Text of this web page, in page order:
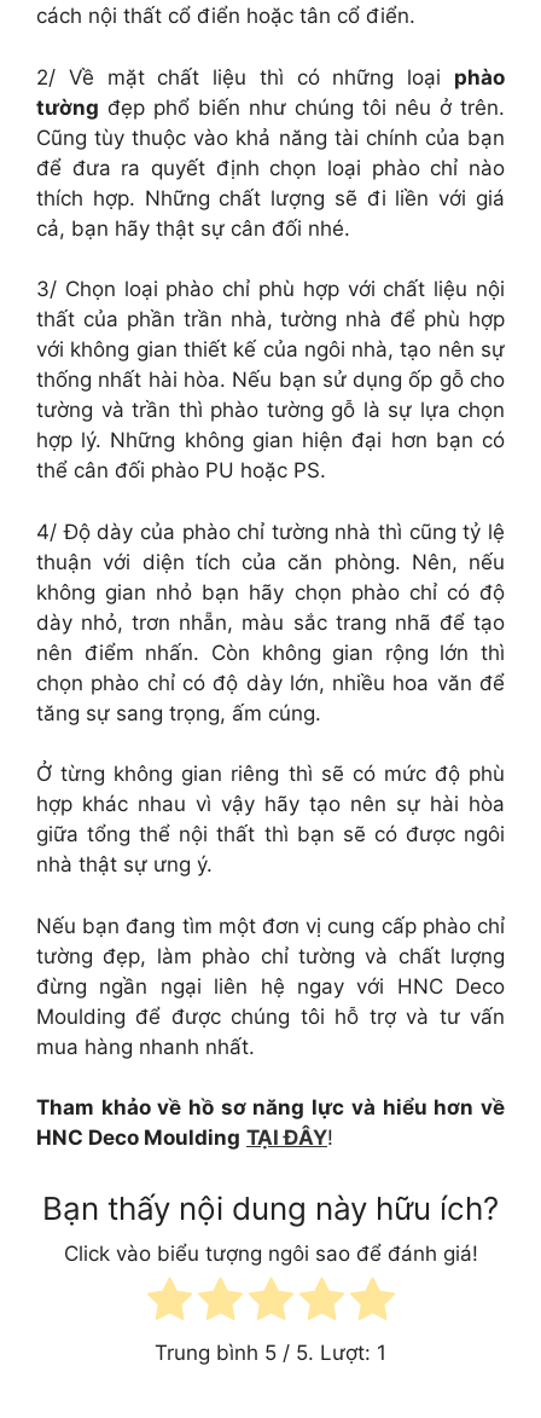
cách nội thất cổ điển hoặc tân cổ điển.
2/ Về mặt chất liệu thì có những loại phào
tường đẹp phổ biến như chúng tôi nêu ở trên.
Cũng tùy thuộc vào khả năng tài chính của bạn
để đưa ra quyết định chọn loại phào chỉ nào
thích hợp. Những chất lượng sẽ đi liền với giá
cả, bạn hãy thật sự cân đối nhé.
3/ Chọn loại phào chỉ phù hợp với chất liệu nội
thất của phần trần nhà, tường nhà để phù hợp
với không gian thiết kế của ngôi nhà, tạo nên sự
thống nhất hài hòa. Nếu bạn sử dụng ốp gỗ cho
tường và trần thì phào tường gỗ là sự lựa chọn
hợp lý. Những không gian hiện đại hơn bạn có
thể cân đối phào PU hoặc PS.
4/ Độ dày của phào chỉ tường nhà thì cũng tỷ lệ
thuận với diện tích của căn phòng. Nên, nếu
không gian nhỏ bạn hãy chọn phào chỉ có độ
dày nhỏ, trơn nhẵn, màu sắc trang nhã để tạo
nên điểm nhấn. Còn không gian rộng lớn thì
chọn phào chỉ có độ dày lớn, nhiều hoa văn để
tăng sự sang trọng, ấm cúng.
Ở từng không gian riêng thì sẽ có mức độ phù
hợp khác nhau vì vậy hãy tạo nên sự hài hòa
giữa tổng thể nội thất thì bạn sẽ có được ngôi
nhà thật sự ưng ý.
Nếu bạn đang tìm một đơn vị cung cấp phào chỉ
tường đẹp, làm phào chỉ tường và chất lượng
đừng ngần ngại liên hệ ngay với HNC Deco
Moulding để được chúng tôi hỗ trợ và tư vấn
mua hàng nhanh nhất.
Tham khảo về hồ sơ năng lực và hiểu hơn về
HNC Deco Moulding TẠI ĐÂY!
Bạn thấy nội dung này hữu ích?
Click vào biểu tượng ngôi sao để đánh giá!
Trung bình 5 / 5. Lượt: 1